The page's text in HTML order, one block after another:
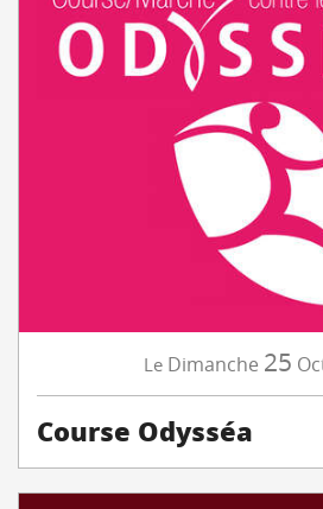
Le Dimanche 25
Course Odysséa